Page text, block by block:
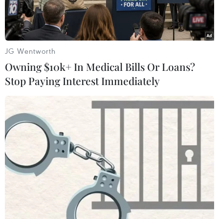
(Ảnh: PV/Vietnam+)
Trong 3 ngày từ 11/6 - 13/6, các khán giả Thủ đô
sẽ có dịp chiêm ngưỡng các tác phẩm nhiếp ảnh
về cha và con trong cuộc triển lãm "Chuyện của
cha" do chính các sinh viên Học viện Báo chí và
JG Wentworth
Owning $10k+ In Medical Bills Or Loans?
Stop Paying Interest Immediately